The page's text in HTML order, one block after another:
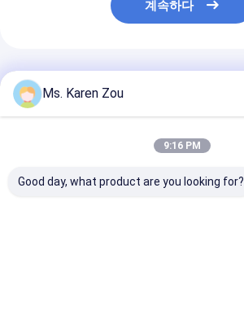
계속하다
추천된 제품
Ms. Karen Zou
9:16 PM
Good day, what product are you looking for?